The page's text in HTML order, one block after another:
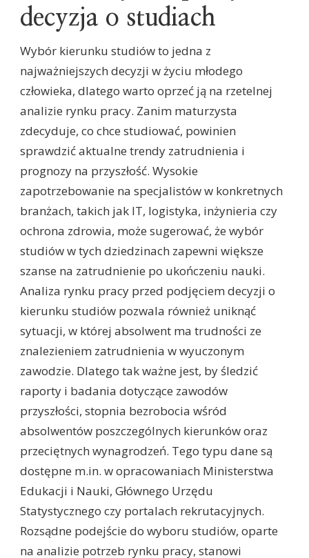
decyzja o studiach
Wybór kierunku studiów to jedna z
najważniejszych decyzji w życiu młodego
człowieka, dlatego warto oprzeć ją na rzetelnej
analizie rynku pracy. Zanim maturzysta
zdecyduje, co chce studiować, powinien
sprawdzić aktualne trendy zatrudnienia i
prognozy na przyszłość. Wysokie
zapotrzebowanie na specjalistów w konkretnych
branżach, takich jak IT, logistyka, inżynieria czy
ochrona zdrowia, może sugerować, że wybór
studiów w tych dziedzinach zapewni większe
szanse na zatrudnienie po ukończeniu nauki.
Analiza rynku pracy przed podjęciem decyzji o
kierunku studiów pozwala również uniknąć
sytuacji, w której absolwent ma trudności ze
znalezieniem zatrudnienia w wyuczonym
zawodzie. Dlatego tak ważne jest, by śledzić
raporty i badania dotyczące zawodów
przyszłości, stopnia bezrobocia wśród
absolwentów poszczególnych kierunków oraz
przeciętnych wynagrodzeń. Tego typu dane są
dostępne m.in. w opracowaniach Ministerstwa
Edukacji i Nauki, Głównego Urzędu
Statystycznego czy portalach rekrutacyjnych.
Rozsądne podejście do wyboru studiów, oparte
na analizie potrzeb rynku pracy, stanowi